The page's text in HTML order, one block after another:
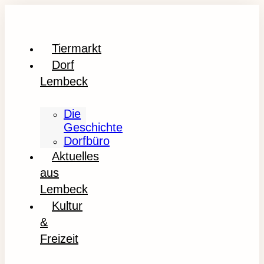
Tiermarkt
Dorf
Lembeck
Die
Geschichte
Dorfbüro
Aktuelles
aus
Lembeck
Kultur
&
Freizeit